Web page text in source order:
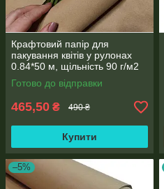
Крафтовий папір для
пакування квітів у рулонах
0.84*50 м, щільність 90 г/м2
Готово до відправки
465,50 ₴ 490 ₴
Купити
–5%